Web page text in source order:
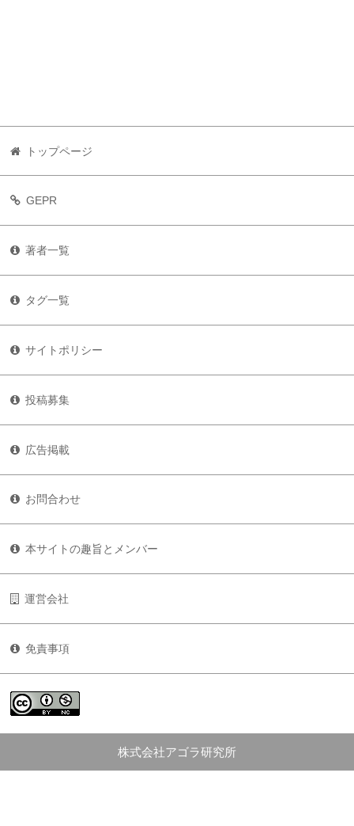
トップページ
GEPR
著者一覧
タグ一覧
サイトポリシー
投稿募集
広告掲載
お問合わせ
本サイトの趣旨とメンバー
運営会社
免責事項
株式会社アゴラ研究所